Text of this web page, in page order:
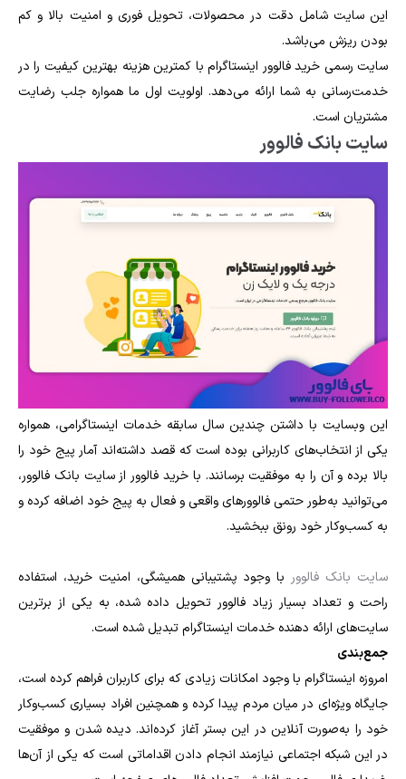
این سایت شامل دقت در محصولات، تحویل فوری و امنیت بالا و کم
بودن ریزش می‌باشد.
سایت رسمی خرید فالوور اینستاگرام با کمترین هزینه بهترین کیفیت را در
خدمت‌رسانی به شما ارائه می‌دهد. اولویت اول ما همواره جلب رضایت
مشتریان است.
سایت بانک فالوور
این وبسایت با داشتن چندین سال سابقه خدمات اینستاگرامی، همواره
یکی از انتخاب‌های کاربرانی بوده است که قصد داشته‌اند آمار پیج خود را
بالا برده و آن را به موفقیت برسانند. با خرید فالوور از سایت بانک فالوور،
می‌توانید به‌طور حتمی فالوور‌های واقعی و فعال به پیج خود اضافه کرده و
به کسب‌وکار خود رونق ببخشید.
سایت بانک فالووربا وجود پشتیبانی همیشگی، امنیت خرید، استفاده
راحت و تعداد بسیار زیاد فالوور تحویل داده شده، به یکی از برترین
سایت‌های ارائه دهنده خدمات اینستاگرام تبدیل شده است.
جمع‌بندی
امروزه اینستاگرام با وجود امکانات زیادی که برای کاربران فراهم کرده است،
جایگاه ویژه‌ای در میان مردم پیدا کرده و همچنین افراد بسیاری کسب‌وکار
خود را به‌صورت آنلاین در این بستر آغاز کرده‌اند. دیده شدن و موفقیت
در این شبکه اجتماعی نیازمند انجام دادن اقداماتی است که یکی از آن‌ها